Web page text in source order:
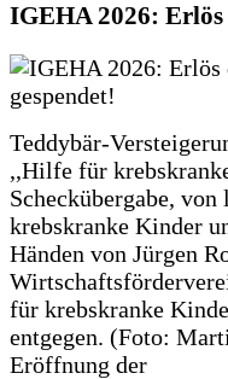
IGEHA 2026: Erlös
Teddybär-
,,Hilfe für
Scheckübergabe,
krebskranke Kinder
Händen von Jürgen
für krebskranke
entgegen. (Foto:
Eröffnung der